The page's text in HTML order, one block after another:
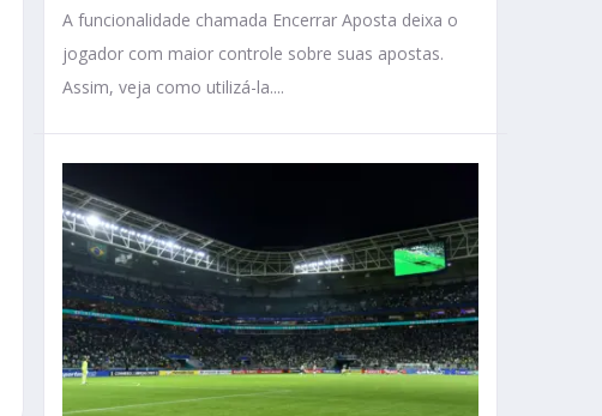
A funcionalidade chamada Encerrar Aposta deixa o
jogador com maior controle sobre suas apostas.
Assim, veja como utilizá-la....